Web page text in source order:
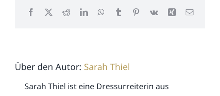
Facebook
X RedditLinkedInWhatsApp
TumblrPinterest
Vk Xing E-
Über den Autor: Sarah Thiel
Sarah Thiel ist eine Dressurreiterin aus